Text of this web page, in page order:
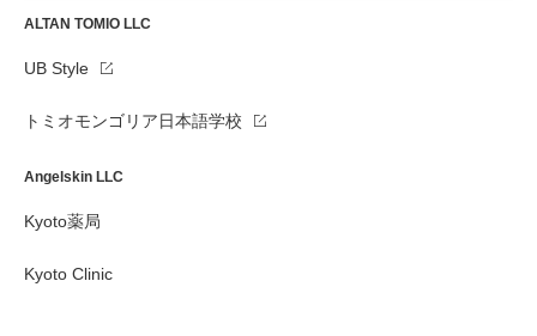
ALTAN TOMIO LLC
UB Style
トミオモンゴリア日本語学校
Angelskin LLC
Kyoto薬局
Kyoto Clinic